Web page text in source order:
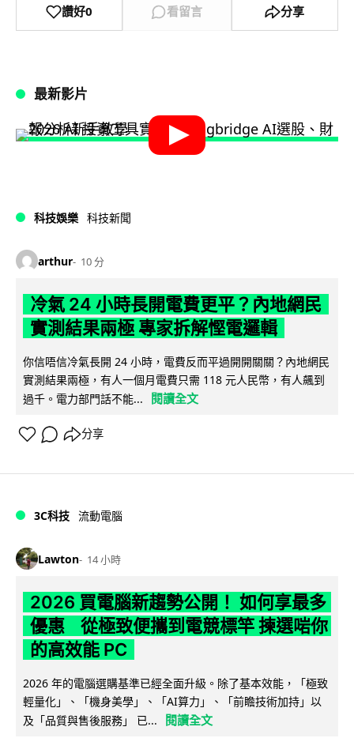
讚好0 看留言 分享
最新影片
科技娛樂 科技新聞
arthur 10 分
冷氣 24 小時長開電費更平？內地網民
實測結果兩極 專家拆解慳電邏輯
你信唔信冷氣長開 24 小時，電費反而平過開開關關？內地網民
實測結果兩極，有人一個月電費只需 118 元人民幣，有人飆到
過千。電力部門話不能...
閱讀全文
分享
3C科技 流動電腦
Lawton 14 小時
2026 買電腦新趨勢公開！ 如何享最多
優惠 從極致便攜到電競標竿 揀選啱你
的高效能 PC
2026 年的電腦選購基準已經全面升級。除了基本效能，「極致
輕量化」、「機身美學」、「AI算力」、「前瞻技術加持」以
及「品質與售後服務」 已...
閱讀全文